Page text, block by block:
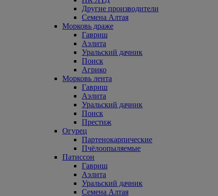
Другие производители
Семена Алтая
Морковь драже
Гавриш
Аэлита
Уральский дачник
Поиск
Агрико
Морковь лента
Гавриш
Аэлита
Уральский дачник
Поиск
Престиж
Огурец
Партенокарпические
Пчёлоопыляемые
Патиссон
Гавриш
Аэлита
Уральский дачник
Семена Алтая